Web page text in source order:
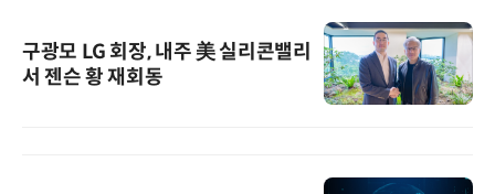
구광모 LG 회장, 내주 美 실리콘밸리
서 젠슨 황 재회동